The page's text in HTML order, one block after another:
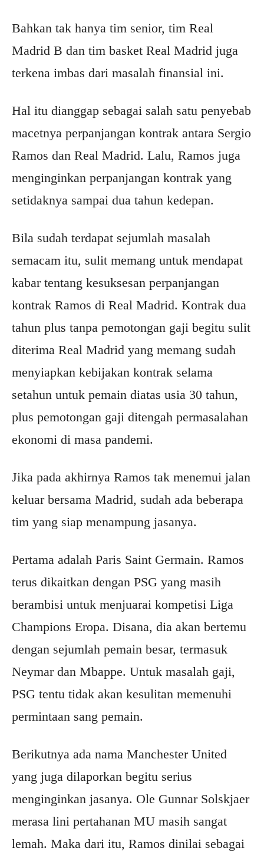
Bahkan tak hanya tim senior, tim Real
Madrid B dan tim basket Real Madrid juga
terkena imbas dari masalah finansial ini.
Hal itu dianggap sebagai salah satu penyebab
macetnya perpanjangan kontrak antara Sergio
Ramos dan Real Madrid. Lalu, Ramos juga
menginginkan perpanjangan kontrak yang
setidaknya sampai dua tahun kedepan.
Bila sudah terdapat sejumlah masalah
semacam itu, sulit memang untuk mendapat
kabar tentang kesuksesan perpanjangan
kontrak Ramos di Real Madrid. Kontrak dua
tahun plus tanpa pemotongan gaji begitu sulit
diterima Real Madrid yang memang sudah
menyiapkan kebijakan kontrak selama
setahun untuk pemain diatas usia 30 tahun,
plus pemotongan gaji ditengah permasalahan
ekonomi di masa pandemi.
Jika pada akhirnya Ramos tak menemui jalan
keluar bersama Madrid, sudah ada beberapa
tim yang siap menampung jasanya.
Pertama adalah Paris Saint Germain. Ramos
terus dikaitkan dengan PSG yang masih
berambisi untuk menjuarai kompetisi Liga
Champions Eropa. Disana, dia akan bertemu
dengan sejumlah pemain besar, termasuk
Neymar dan Mbappe. Untuk masalah gaji,
PSG tentu tidak akan kesulitan memenuhi
permintaan sang pemain.
Berikutnya ada nama Manchester United
yang juga dilaporkan begitu serius
menginginkan jasanya. Ole Gunnar Solskjaer
merasa lini pertahanan MU masih sangat
lemah. Maka dari itu, Ramos dinilai sebagai